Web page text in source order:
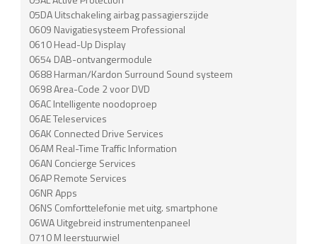
05DA Uitschakeling airbag passagierszijde
0609 Navigatiesysteem Professional
0610 Head-Up Display
0654 DAB-ontvangermodule
0688 Harman/Kardon Surround Sound systeem
0698 Area-Code 2 voor DVD
06AC Intelligente noodoproep
06AE Teleservices
06AK Connected Drive Services
06AM Real-Time Traffic Information
06AN Concierge Services
06AP Remote Services
06NR Apps
06NS Comforttelefonie met uitg. smartphone
06WA Uitgebreid instrumentenpaneel
0710 M leerstuurwiel